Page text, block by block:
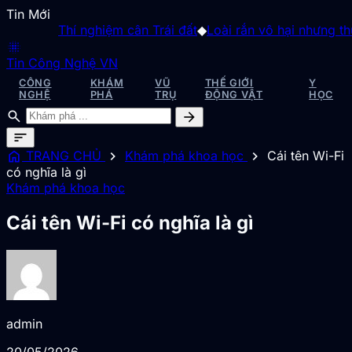
Tin Mới
Thí nghiệm cân Trái đất ◆Loài rắn vô hại nhưng
blur_on
Tin Công Nghệ VN
CÔNG
NGHỆ
KHÁM
PHÁ
VŨ
TRỤ
THẾ GIỚI
ĐỘNG VẬT
Y
HỌC
search
arrow_forward
sort
home TRANG CHỦ chevron_right Khám phá khoa học chevron_right
Cái tên Wi-Fi
có nghĩa là gì
Khám phá khoa học
Cái tên Wi-Fi có nghĩa là gì
admin